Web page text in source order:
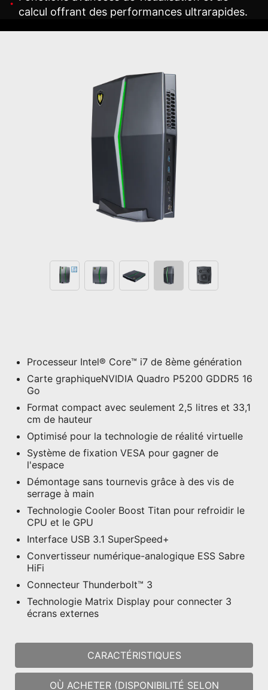
calcul offrant des performances ultrarapides.
Processeur Intel® Core™ i7 de 8ème génération
Carte graphiqueNVIDIA Quadro P5200 GDDR5 16
Go
Format compact avec seulement 2,5 litres et 33,1
cm de hauteur
Optimisé pour la technologie de réalité virtuelle
Système de fixation VESA pour gagner de
l'espace
Démontage sans tournevis grâce à des vis de
serrage à main
Technologie Cooler Boost Titan pour refroidir le
CPU et le GPU
Interface USB 3.1 SuperSpeed+
Convertisseur numérique-analogique ESS Sabre
HiFi
Connecteur Thunderbolt™ 3
Technologie Matrix Display pour connecter 3
écrans externes
CARACTÉRISTIQUES
OÙ ACHETER (DISPONIBILITÉ SELON